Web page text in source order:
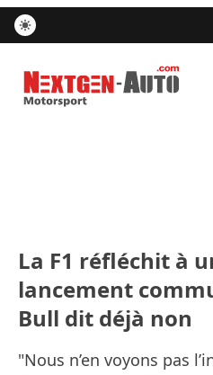
Nextgen-Auto.com
La F1 réfléchit à
lancement
Bull dit déjà non
"Nous n’en voyons pas